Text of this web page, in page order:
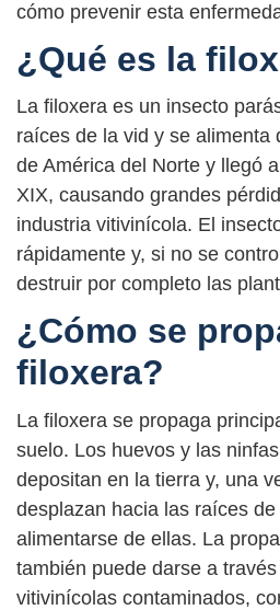
cómo prevenir esta
¿Qué es la
La filoxera es un insecto
raíces de la vid y se alimenta
de América del Norte y llegó
XIX, causando grandes
industria vitivinícola. El
rápidamente y, si no se
destruir por completo las
¿Cómo se
filoxera?
La filoxera se propaga
suelo. Los huevos y las
depositan en la tierra y, una
desplazan hacia las raíces
alimentarse de ellas. La
también puede darse a
vitivinícolas contaminados,